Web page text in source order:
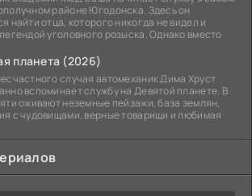
районе Югодонска. Здесь он
найти отца, которого никогда не видел и
уголовного розыска. Однако вместо
планета (2026)
случая автомеханик Дима Хруст
вспоминает службу на Девятой планете. В
оживают неземные пейзажи, база землян,
с чудовищами, верные товарищи и любимая